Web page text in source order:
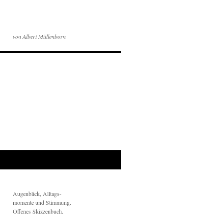
von Albert Müllenborn
Augenblick, Alltags-
momente und Stimmung.
Offenes Skizzenbuch.